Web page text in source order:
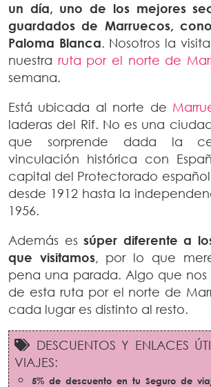
un día, uno de los mejores
guardados de Marruecos,
Paloma Blanca. Nosotros la
nuestra ruta por el norte de
semana.
Está ubicada al norte de
laderas del Rif. No es una
que sorprende dada la
vinculación histórica con
capital del Protectorado
desde 1912 hasta la
1956.
Además essúper diferente a
que visitamos, por lo que
pena una parada. Algo que
de esta ruta por el norte de
cada lugar es distinto al resto.
DESCUENTOS Y ENLACES
VIAJES:
5% de descuento en tu Seguro de